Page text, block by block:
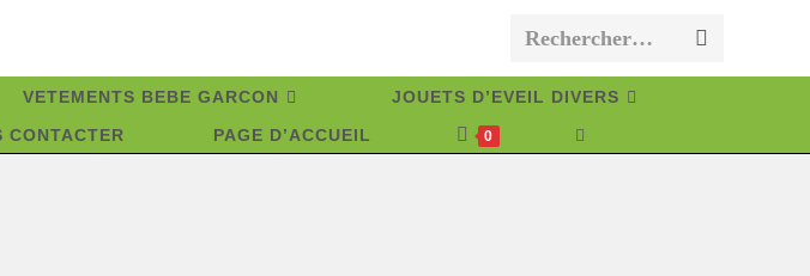
Rechercher…
VETEMENTS BEBE GARCON
JOUETS D’EVEIL DIVERS
CONTACTER PAGE D’ACCUEIL 0
TOGGLE